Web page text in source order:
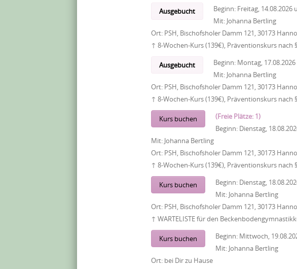
Ausgebucht Beginn: Freitag, 14.08.2026
Mit: Johanna Bertling
Ort: PSH, Bischofsholer Damm 121, 30173
↑ 8-Wochen-Kurs (139€), Präventionskurs nach
Ausgebucht Beginn: Montag, 17.08.2026
Mit: Johanna Bertling
Ort: PSH, Bischofsholer Damm 121, 30173
↑ 8-Wochen-Kurs (139€), Präventionskurs nach
Kurs buchen
(Freie Plätze: 1)
Beginn: Dienstag,
Mit: Johanna Bertling
Ort: PSH, Bischofsholer Damm 121, 30173
↑ 8-Wochen-Kurs (139€), Präventionskurs nach
Kurs buchen Beginn: Dienstag,
Mit: Johanna Bertling
Ort: PSH, Bischofsholer Damm 121, 30173
↑ WARTELISTE für den
Kurs buchen Beginn: Mittwoch,
Mit: Johanna Bertling
Ort: bei Dir zu Hause